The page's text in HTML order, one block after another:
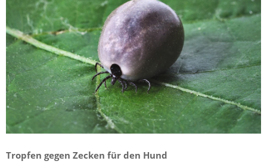
Tropfen gegen Zecken für den Hund